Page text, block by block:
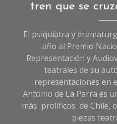
tren que se
El psiquiatra y
año al Premio
Representación y
teatrales de su
representaciones en
Antonio de La Parra es
más prolíficos de Chile,
piezas